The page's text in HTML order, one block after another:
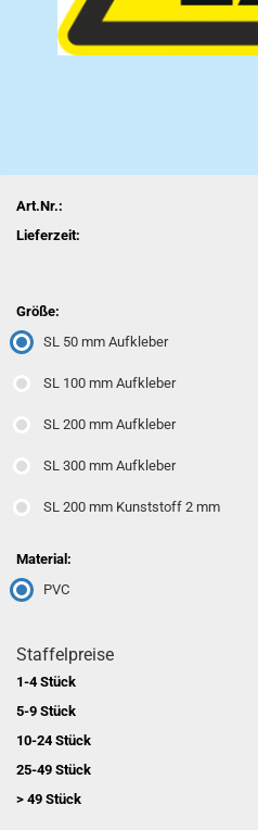
Art.Nr.:
Lieferzeit:
Größe:
SL 50 mm Aufkleber
SL 100 mm Aufkleber
SL 200 mm Aufkleber
SL 300 mm Aufkleber
SL 200 mm Kunststoff 2 mm
Material:
PVC
Staffelpreise
1-4 Stück
5-9 Stück
10-24 Stück
25-49 Stück
> 49 Stück